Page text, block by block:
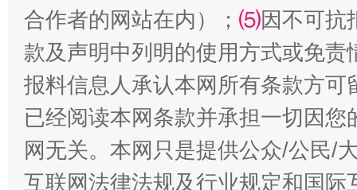
解纷+调解+退费，一次搞定
合作者的网站在内）； ⑸因不可抗
款及声明中列明的使用方式或免责
报料信息人承认本网所有条款方
已经阅读本网条款并承担一切因
网无关。本网只是提供公众/公民/
互联网法律法规及行业规定和国